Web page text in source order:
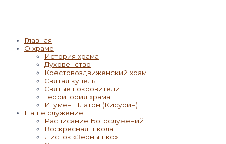
Главная
О храме
История храма
Духовенство
Крестовоздвиженский храм
Святая купель
Святые покровители
Территория храма
Игумен Платон (Кисурин)
Наше служение
Расписание Богослужений
Воскресная школа
Листок «Зёрнышко»